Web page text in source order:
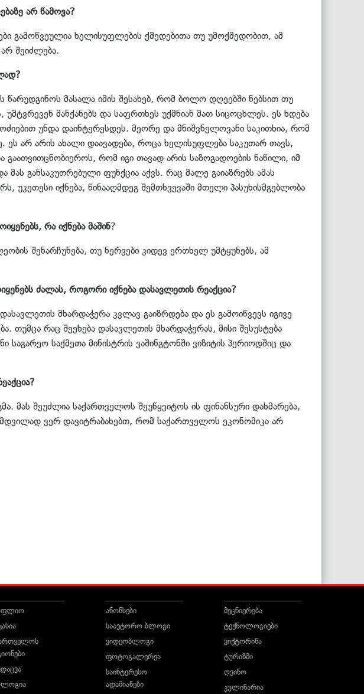
არ წამოვა?
გამოწვეულია ხელისუფლების ქმედებითა თუ უმოქმედობით, ამ
შეიძლება.
წარუდგინოს მასალა იმის შესახებ, რომ ბოლო დღეებში ნებსით თუ
მანქანებს და საფრთხეს უქმნიან მათ სიცოცხლეს. ეს ხდება
უნდა დაინტერესდეს. მეორე და მნიშვნელოვანი საკითხია, რომ
არ არის ახალი დაავადება, როცა ხელისუფლება საკუთარ თავს,
გაათვითცნობიეროს, რომ იგი თავად არის საზოგადოების ნაწილი, იმ
განსაკუთრებული ფუნქცია აქვს. რაც მალე გაიაზრებს ამას
იქნება, წინააღმდეგ შემთხვევაში მთელი პასუხისმგებლობა
რა იქნება მაშინ?
შენარჩუნება, თუ ნერვები კიდევ ერთხელ უმტყუნებს, ამ
ძალას, როგორი იქნება დასავლეთის რეაქცია?
მხარდაჭერა კვლავ გაიზრდება და ეს გამოიწვევს იგივე
თუმცა რაც შეეხება დასავლეთის მხარდაჭერას, მისი შესუსტება
საგარეო საქმეთა მინისტრის ვაშინგტონში ვიზიტის პერიოდშიც და
მას შეუძლია საქართველოს შეუწყვიტოს ის ფინანსური დახმარება,
ვერ დავიტრაბახებთ, რომ საქართველოს ეკონომიკა არ
ანონსები
საავტორო ბლოგი
ვიდეობლოგი
ფოტოგალერეა
საინტერესო
ადამიანები
მეცნიერება
ტექნოლოგიები
ვიქტორინა
ტურიზმი
ღვინო
კულინარია